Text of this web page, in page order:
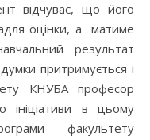
оцінки, а матиме
результат
притримується і
КНУБА професор
в цьому
факультету